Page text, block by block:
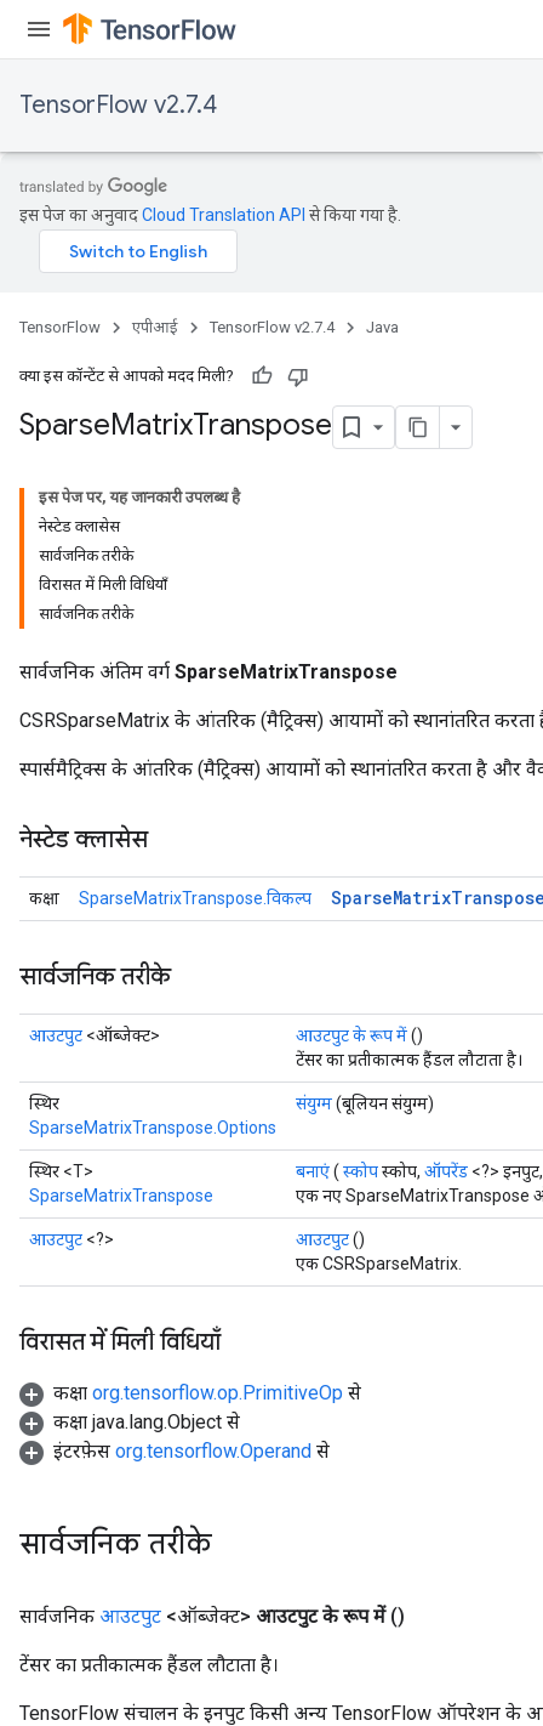
TensorFlow v2.7.4
इस पेज का अनुवादCloud Translation API से किया गया है.
TensorFlow एपीआई TensorFlow v2.7.4 Java
क्या इस कॉन्टेंट से आपको मदद मिली?
SparseMatrixTranspose
इस पेज पर, यह जानकारी उपलब्ध है
नेस्टेड क्लासेस
सार्वजनिक तरीके
विरासत में मिली विधियाँ
सार्वजनिक तरीके
सार्वजनिक अंतिम वर्ग SparseMatrixTranspose
CSRSparseMatrix के आंतरिक (मैट्रिक्स) आयामों को स्थानांतरित करता
स्पार्समैट्रिक्स के आंतरिक (मैट्रिक्स) आयामों को स्थानांतरित करता है
नेस्टेड क्लासेस
कक्षा SparseMatrixTranspose.विकल्प SparseMatrix
सार्वजनिक तरीके
आउटपुट <ऑब्जेक्ट> आउटपुट के रूप में()
टेंसर का प्रतीकात्मक हैंडल लौटाता है।
स्थिर
SparseMatrixTranspose.Options
संयुग्म(बूलियन संयुग्म)
स्थिर <T>
SparseMatrixTranspose
बनाएं( स्कोपस्कोप, ऑपरेंड <?>
एक नए SparseMatrixTranspose
आउटपुट <?> आउटपुट()
एक CSRSparseMatrix.
विरासत में मिली विधियाँ
कक्षा org.tensorflow.op.PrimitiveOp से
कक्षा java.lang.Object से
इंटरफ़ेस org.tensorflow.Operand से
सार्वजनिक तरीके
सार्वजनिक आउटपुट <ऑब्जेक्ट> आउटपुट के रूप में ()
टेंसर का प्रतीकात्मक हैंडल लौटाता है।
TensorFlow संचालन के इनपुट किसी अन्य TensorFlow ऑपरेशन के